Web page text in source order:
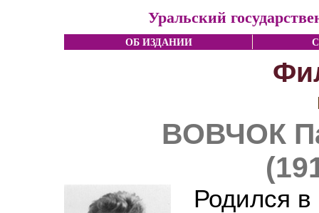
Уральский
ОБ ИЗДАНИИ
ВОВЧОК
Родился в